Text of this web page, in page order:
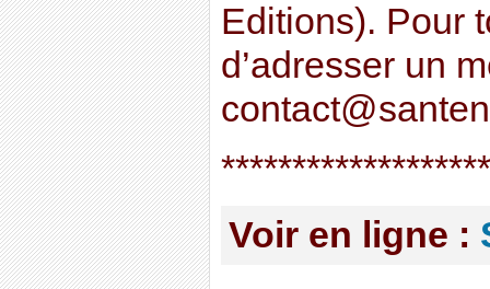
Editions). Pour
d’adresser un
Voir en ligne :